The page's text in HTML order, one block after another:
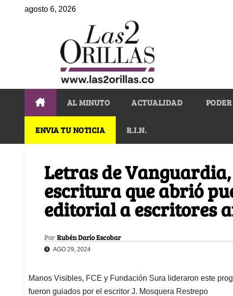
agosto 6, 2026
AL MINUTO ACTUALIDAD PODER
ENVIA TU NOTICIA R.I.N.
Letras de
escritura que abrió
editorial a escritores
Por Rubén Darío Escobar
AGO 29, 2024
Manos Visibles, FCE y Fundación Sura lideraron este
fueron guiados por el escritor J. Mosquera Restrepo